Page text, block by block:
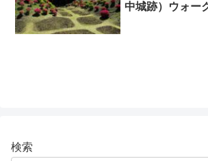
中城跡）ウォー
検索